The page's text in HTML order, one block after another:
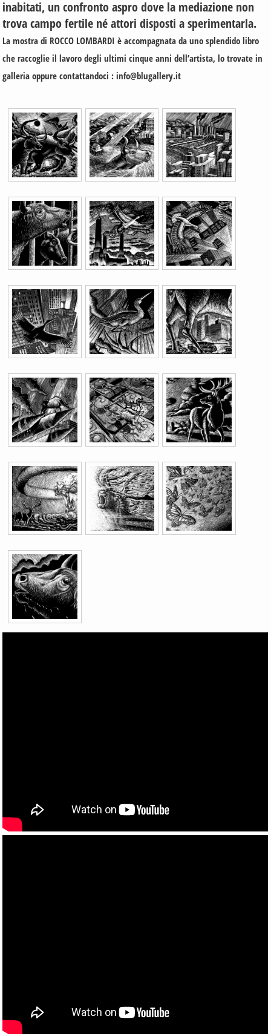
inabitati, un confronto aspro dove la mediazione non
trova campo fertile né attori disposti a sperimentarla.
La mostra di ROCCO LOMBARDI è accompagnata da uno splendido libro
che raccoglie il lavoro degli ultimi cinque anni dell’artista, lo trovate in
galleria oppure contattandoci :info@blugallery.it